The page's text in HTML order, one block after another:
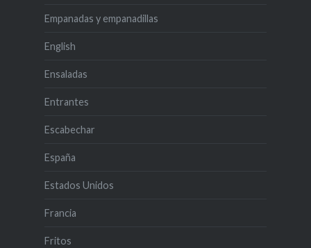
Empanadas y empanadillas
English
Ensaladas
Entrantes
Escabechar
España
Estados Unidos
Francia
Fritos